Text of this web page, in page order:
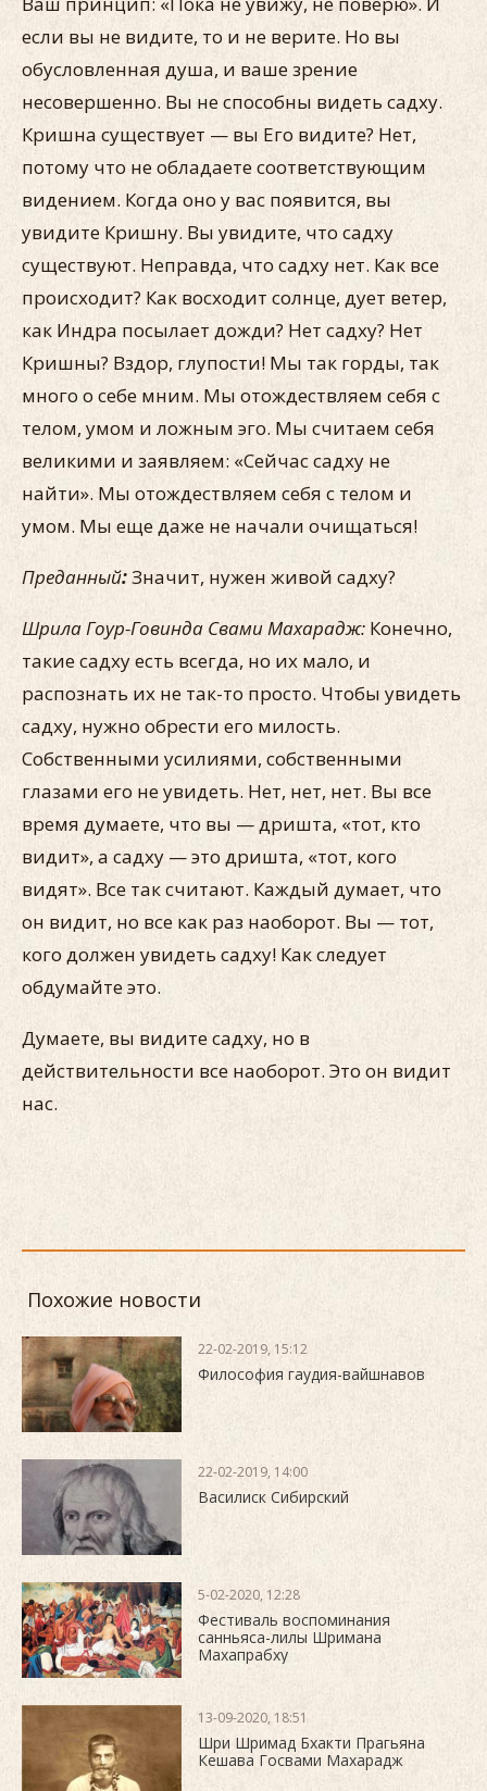
если вы не видите, то и не верите. Но вы
обусловленная душа, и ваше зрение
несовершенно. Вы не способны видеть садху.
Кришна существует — вы Его видите? Нет,
потому что не обладаете соответствующим
видением. Когда оно у вас появится, вы
увидите Кришну. Вы увидите, что садху
существуют. Неправда, что садху нет. Как все
происходит? Как восходит солнце, дует ветер,
как Индра посылает дожди? Нет садху? Нет
Кришны? Вздор, глупости! Мы так горды, так
много о себе мним. Мы отождествляем себя с
телом, умом и ложным эго. Мы считаем себя
великими и заявляем: «Сейчас садху не
найти». Мы отождествляем себя с телом и
умом. Мы еще даже не начали очищаться!
Преданный:Значит, нужен живой садху?
Шрила Гоур-Говинда Свами Махарадж: Конечно,
такие садху есть всегда, но их мало, и
распознать их не так-то просто. Чтобы увидеть
садху, нужно обрести его милость.
Собственными усилиями, собственными
глазами его не увидеть. Нет, нет, нет. Вы все
время думаете, что вы — дришта, «тот, кто
видит», а садху — это дришта, «тот, кого
видят». Все так считают. Каждый думает, что
он видит, но все как раз наоборот. Вы — тот,
кого должен увидеть садху! Как следует
обдумайте это.
Думаете, вы видите садху, но в
действительности все наоборот. Это он видит
нас.
Похожие новости
22-02-2019, 15:12
Философия гаудия-вайшнавов
22-02-2019, 14:00
Василиск Сибирский
5-02-2020, 12:28
Фестиваль воспоминания
санньяса-лилы Шримана
Махапрабху
13-09-2020, 18:51
Шри Шримад Бхакти Прагьяна
Кешава Госвами Махарадж